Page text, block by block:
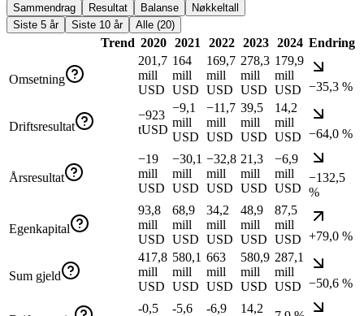
Sammendrag Resultat Balanse
Nøkkeltall
Siste 5 år
Siste 10 år Alle (20)
Trend 2020 2021 2022 2023 2024 Endring
Omsetning
201,7
mill
USD
164
mill
USD
169,7
mill
USD
278,3
mill
USD
179,9
mill
USD −35,3 %
Driftsresultat
−923
tUSD
−9,1
mill
USD
−11,7
mill
USD
39,5
mill
USD
14,2
mill
USD −64,0 %
Årsresultat
−19
mill
USD
−30,1
mill
USD
−32,8
mill
USD
21,3
mill
USD
−6,9
mill
USD
−132,5
%
Egenkapital
93,8
mill
USD
68,9
mill
USD
34,2
mill
USD
48,9
mill
USD
87,5
mill
USD +79,0 %
Sum gjeld
417,8
mill
USD
580,1
mill
USD
663
mill
USD
580,9
mill
USD
287,1
mill
USD −50,6 %
-0,5
-5,6
-6,9
14,2